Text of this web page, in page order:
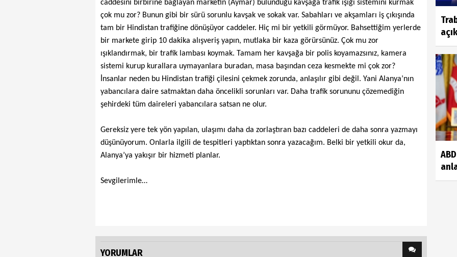
caddesini birbirine bağlayan marketin (Aymar) bulunduğu kavşağa trafik ışığı sistemini kurmak
çok mu zor? Bunun gibi bir sürü sorunlu kavşak ve sokak var. Sabahları ve akşamları iş çıkışında
tam bir Hindistan trafiğine dönüşüyor caddeler. Hiç mi bir yetkili görmüyor. Bahsettiğim yerlerde
bir markete girip 10 dakika alışveriş yapın, mutlaka bir kaza görürsünüz. Çok mu zor
ışıklandırmak, bir trafik lambası koymak. Tamam her kavşağa bir polis koyamazsınız, kamera
sistemi kurup kurallara uymayanlara buradan, masa başından ceza kesmekte mi çok zor?
İnsanlar neden bu Hindistan trafiği çilesini çekmek zorunda, anlaşılır gibi değil. Yani Alanya’nın
yabancılara daire satmaktan daha öncelikli sorunları var. Daha trafik sorununu çözemediğin
şehirdeki tüm daireleri yabancılara satsan ne olur.
Gereksiz yere tek yön yapılan, ulaşımı daha da zorlaştıran bazı caddeleri de daha sonra yazmayı
düşünüyorum. Onlarla ilgili de tespitleri yaptıktan sonra yazacağım. Belki bir yetkili okur da,
Alanya’ya yakışır bir hizmeti planlar.
Sevgilerimle…
YORUMLAR